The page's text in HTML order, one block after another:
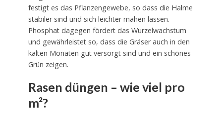
festigt es das Pflanzengewebe, so dass die Halme
stabiler sind und sich leichter mähen lassen.
Phosphat dagegen fördert das Wurzelwachstum
und gewährleistet so, dass die Gräser auch in den
kalten Monaten gut versorgt sind und ein schönes
Grün zeigen.
Rasen düngen – wie viel pro
m²?